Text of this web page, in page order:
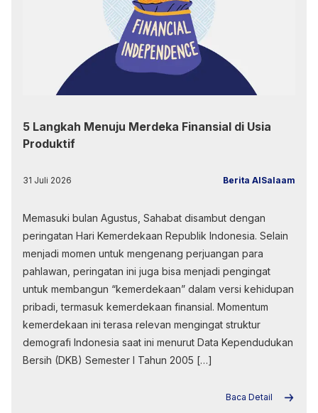
5 Langkah Menuju Merdeka Finansial di Usia
Produktif
31 Juli 2026 Berita AlSalaam
Memasuki bulan Agustus, Sahabat disambut dengan
peringatan Hari Kemerdekaan Republik Indonesia. Selain
menjadi momen untuk mengenang perjuangan para
pahlawan, peringatan ini juga bisa menjadi pengingat
untuk membangun “kemerdekaan” dalam versi kehidupan
pribadi, termasuk kemerdekaan finansial. Momentum
kemerdekaan ini terasa relevan mengingat struktur
demografi Indonesia saat ini menurut Data Kependudukan
Bersih (DKB) Semester I Tahun 2005 […]
Baca Detail